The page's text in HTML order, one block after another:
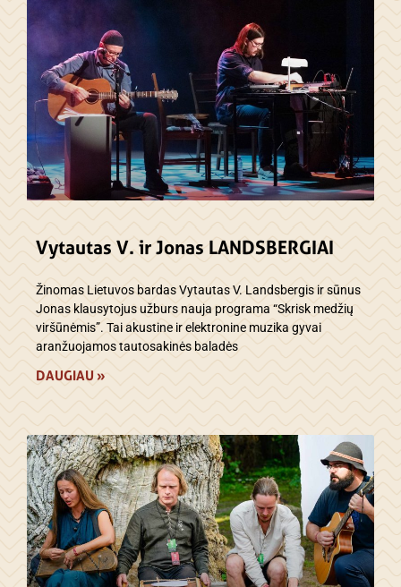
Vytautas V. ir Jonas LANDSBERGIAI
Žinomas Lietuvos bardas Vytautas V. Landsbergis ir sūnus
Jonas klausytojus užburs nauja programa “Skrisk medžių
viršūnėmis”. Tai akustine ir elektronine muzika gyvai
aranžuojamos tautosakinės baladės
DAUGIAU »